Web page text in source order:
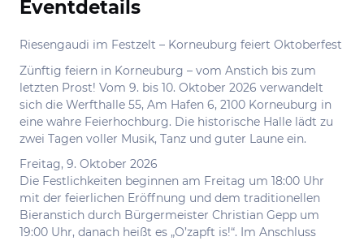
Informationen
Eventdetails
Riesengaudi im Festzelt – Korneuburg feiert Oktoberfest
Zünftig feiern in Korneuburg – vom Anstich bis zum
letzten Prost! Vom 9. bis 10. Oktober 2026 verwandelt
sich die Werfthalle 55, Am Hafen 6, 2100 Korneuburg in
eine wahre Feierhochburg. Die historische Halle lädt zu
zwei Tagen voller Musik, Tanz und guter Laune ein.
Freitag, 9. Oktober 2026
Die Festlichkeiten beginnen am Freitag um 18:00 Uhr
mit der feierlichen Eröffnung und dem traditionellen
Bieranstich durch Bürgermeister Christian Gepp um
19:00 Uhr, danach heißt es „O’zapft is!“. Im Anschluss